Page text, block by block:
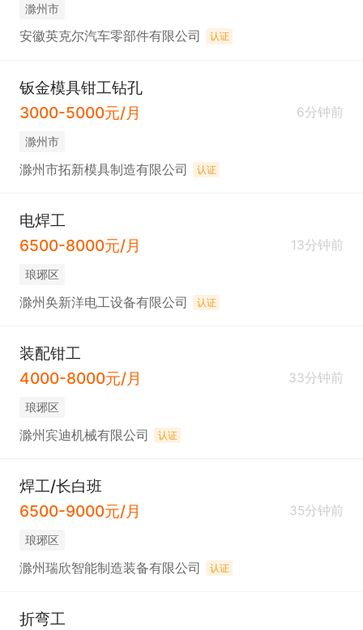
滁州市
安徽英克尔汽车零部件有限公司 认证
钣金模具钳工钻孔
3000-5000元/月
6分钟前
滁州市
滁州市拓新模具制造有限公司 认证
电焊工
6500-8000元/月
13分钟前
琅琊区
滁州奂新洋电工设备有限公司 认证
装配钳工
4000-8000元/月
33分钟前
琅琊区
滁州宾迪机械有限公司 认证
焊工/长白班
6500-9000元/月
35分钟前
琅琊区
滁州瑞欣智能制造装备有限公司 认证
折弯工